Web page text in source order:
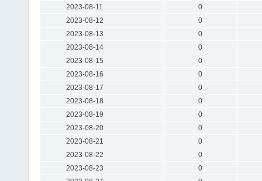
2023-08-11
0
2023-08-12
0
2023-08-13
0
2023-08-14
0
2023-08-15
0
2023-08-16
0
2023-08-17
0
2023-08-18
0
2023-08-19
0
2023-08-20
0
2023-08-21
0
2023-08-22
0
2023-08-23
0